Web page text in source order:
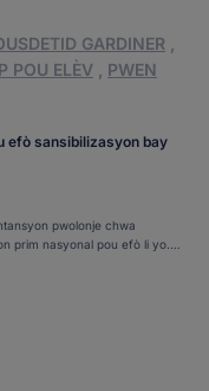
GARDINER
POU ELÈV
PWEN
efò sansibilizasyon bay
pwolonje chwa
prim nasyonal pou efò li yo.
T. McNamee CSJ. Yo